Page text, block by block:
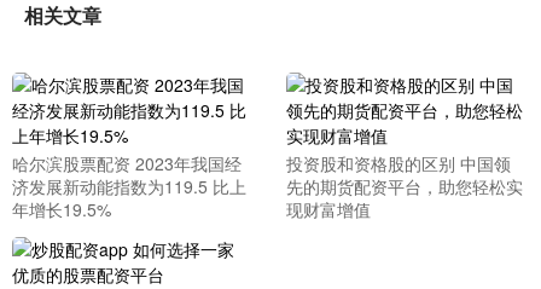
相关文章
哈尔滨股票配资 2023年我国经
济发展新动能指数为119.5 比上
年增长19.5%
投资股和资格股的区别 中国领
先的期货配资平台，助您轻松实
现财富增值